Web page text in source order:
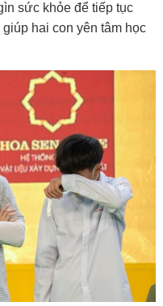
sức khỏe để tiếp tục
hai con yên tâm học